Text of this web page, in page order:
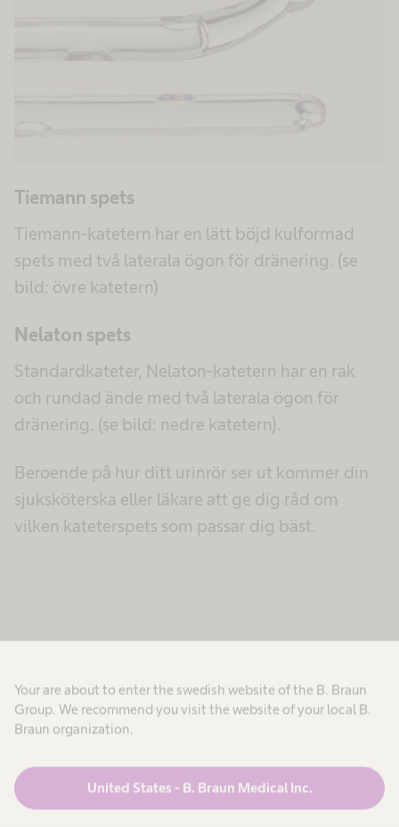
Your are about to enter the swedish website of the B. Braun
Group. We recommend you visit the website of your local B.
Braun organization.
United States - B. Braun Medical Inc.
Tiemann spets
Tiemann-katetern har en lätt böjd kulformad
spets med två laterala ögon för dränering. (se
bild: övre katetern)
Nelaton spets
Standardkateter, Nelaton-katetern har en rak
och rundad ände med två laterala ögon för
dränering. (se bild: nedre katetern).
Beroende på hur ditt urinrör ser ut kommer din
sjuksköterska eller läkare att ge dig råd om
vilken kateterspets som passar dig bäst.
Kateteranslutningar och storlekar